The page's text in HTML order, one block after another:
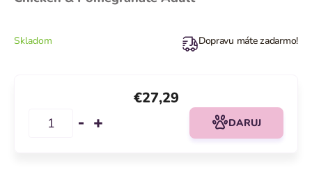
Skladom Dopravu máte zadarmo!
€27,29
DARUJ